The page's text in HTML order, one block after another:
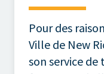
Pour des
Ville de New
son service